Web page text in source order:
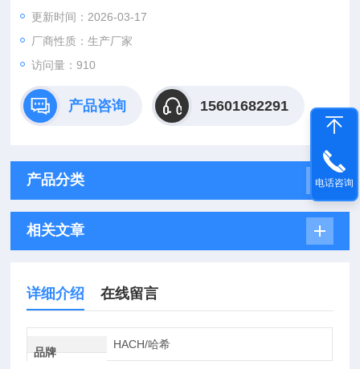
更新时间：2026-03-17
厂商性质：生产厂家
访问量：910
产品咨询 15601682291
产品分类
相关文章
详细介绍 在线留言
品牌
HACH/哈希
电话咨询